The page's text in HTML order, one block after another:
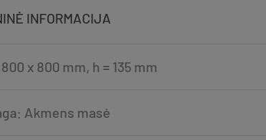
INFORMACIJA
x 800 mm, h = 135 mm
Akmens masė